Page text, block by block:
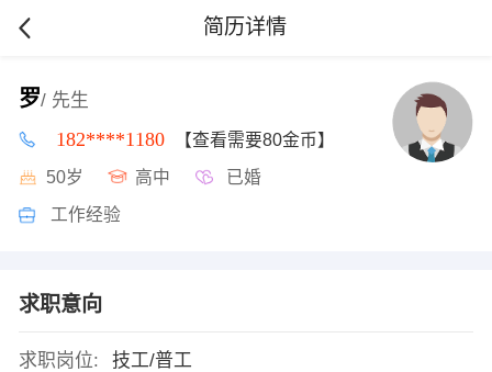
简历详情
罗/ 先生
182****1180 【查看需要80金币】
50岁 高中 已婚
工作经验
求职意向
求职岗位:
技工/普工